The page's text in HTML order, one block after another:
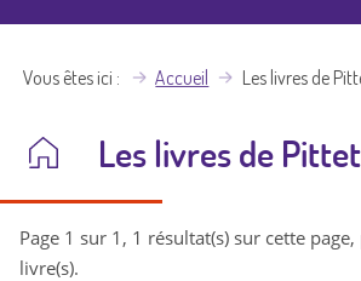
Vous êtes ici Accueil Les livres de
Les livres de
Page 1 sur 1, 1 résultat(s) sur cette
livre(s).